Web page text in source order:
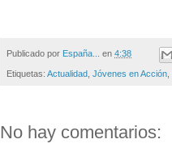
Publicado por España... en 4:38
Etiquetas: Actualidad Jóvenes en Acción
No hay comentarios: